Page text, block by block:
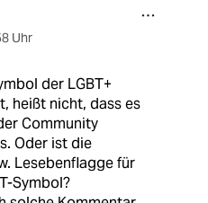
Uhr
der LGBT+
heißt nicht, dass es
Community
Oder ist die
Lesebenflagge für
Symbol?